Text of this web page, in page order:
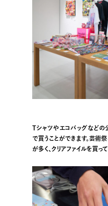
Tシャツやエコバッグなどの
で買うことができます。芸術
が多く、クリアファイルを買っ